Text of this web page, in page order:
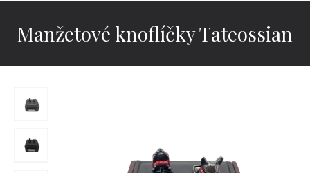
Manžetové knoflíčky Tateossian